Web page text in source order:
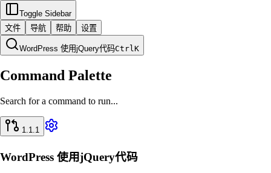
Toggle Sidebar
文件
导航 帮助 设置
WordPress 使用jQuery代码CtrlK
Command Palette
Search for a command to run...
1.1.1
WordPress 使用jQuery代码